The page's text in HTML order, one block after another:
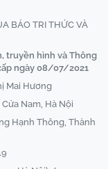
BÁO TRI THỨC VÀ
truyền hình và Thông
ngày 08/07/2021
Mai Hương
Nam, Hà Nội
Hạnh Thông, Thành